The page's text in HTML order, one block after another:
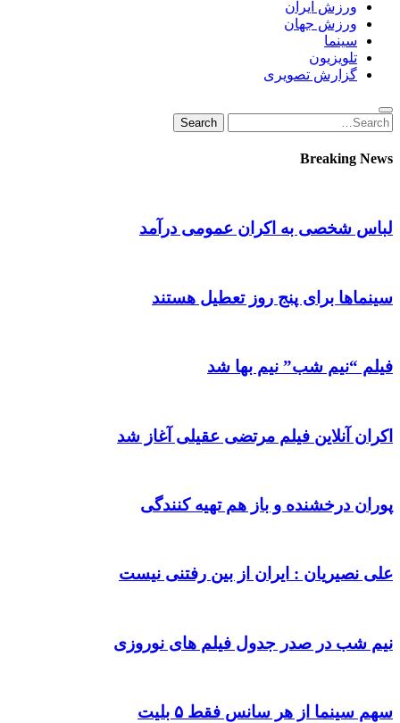
ورزش ایران
ورزش جهان
سینما
تلویزیون
گزارش تصویری
Search
for:
Search
Breaking News
لباس شخصی به اکران عمومی درآمد
سینماها برای پنج‌ روز تعطیل هستند
فیلم “نیم شب” نیم بها شد
اکران آنلاین فیلم مرتضی عقیلی آغاز شد
پوران درخشنده و باز هم تهیه کنندگی
علی نصیریان : ایران از بین رفتنی نیست
نیم شب در صدر جدول فیلم های نوروزی
سهم سینما از هر سانس فقط ۵ بلیت